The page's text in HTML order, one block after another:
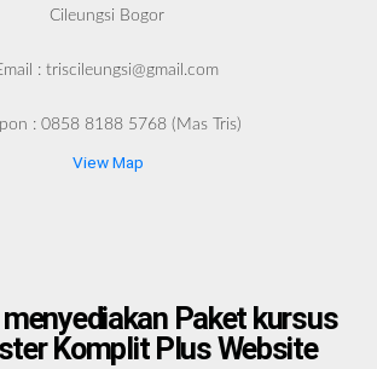
Cileungsi Bogor
: triscileungsi@gmail.com
: 0858 8188 5768 (Mas Tris)
View Map
Paket kursus
Komplit Plus Website